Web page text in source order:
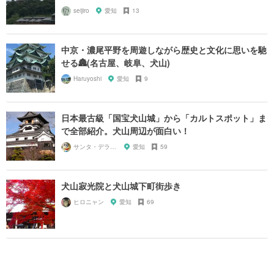
seijiro 愛知 13
中京・濃尾平野を周遊しながら歴史と文化に思いを馳
せる🏯(名古屋、岐阜、犬山)
Haruyoshi 愛知 9
日本最古級「国宝犬山城」から「カルトスポット」ま
で全部紹介。犬山周辺が面白い！
サンタ・デラックス 愛知 59
犬山寂光院と犬山城下町街歩き
ヒロニャン 愛知 69